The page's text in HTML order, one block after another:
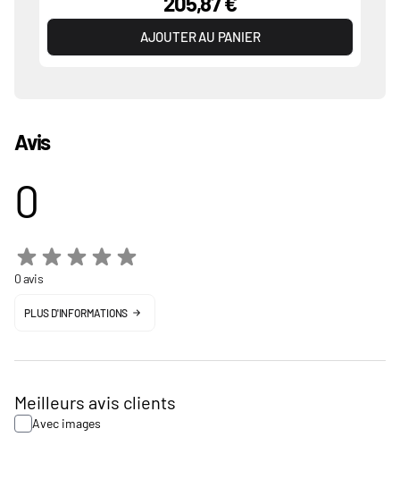
AJOUTER AU PANIER
Avis
0
0 avis
PLUS D'INFORMATIONS
Meilleurs avis clients
Avec images